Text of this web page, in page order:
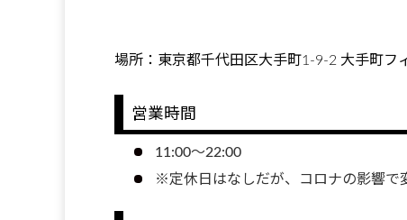
場所：東京都千代田区大手町1-9-2 大手町フ
営業時間
11:00〜22:00
※定休日はなしだが、コロナの影響で